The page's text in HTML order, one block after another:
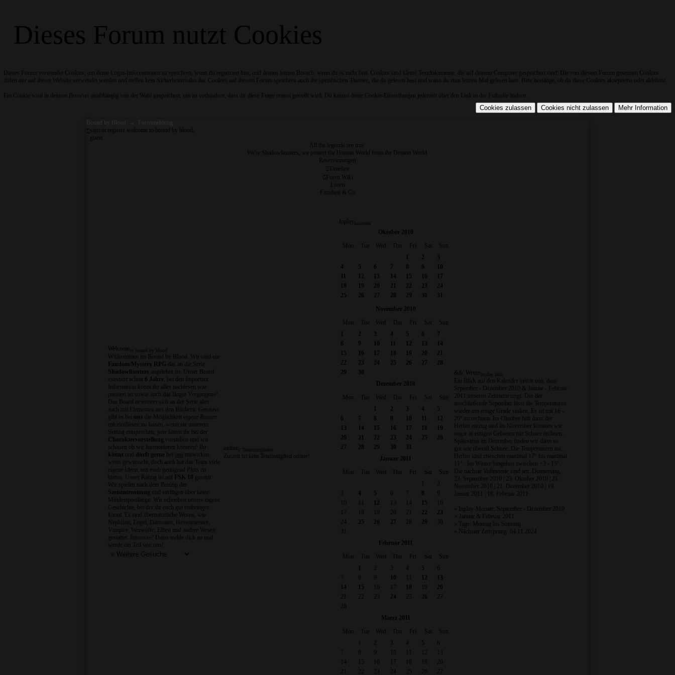
Dieses Forum nutzt Cookies
Dieses Forum verwendet Cookies, um deine Login-Informationen zu speichern, wenn du registriert bist, und deinen letzten Besuch, wenn du es nicht bist. Cookies sind kleine Textdokumente, die auf deinem Computer gespeichert sind; Die von diesem Forum gesetzten Cookies
düfen nur auf dieser Website verwendet werden und stellen kein Sicherheitsrisiko dar. Cookies auf diesem Forum speichern auch die spezifischen Themen, die du gelesen hast und wann du zum letzten Mal gelesen hast. Bitte bestätige, ob du diese Cookies akzeptierst oder ablehnst.
Ein Cookie wird in deinem Browser unabhängig von der Wahl gespeichert, um zu verhindern, dass dir diese Frage erneut gestellt wird. Du kannst deine Cookie-Einstellungen jederzeit über den Link in der Fußzeile ändern.
Bound by Blood →
Forenmeldung
sign in register welcome to bound by blood,
guest
All the legends are true.
We're Shadowhunters, we protect the Human World from the Demon World.
Reservierungen
Timeline
Foren Wiki
Listen
Familien & Co
Welcome
Willkommen im Bound by Blood. Wir sind ein
Fandom/Mystery RPG das an die Serie
Shadowhunters angelehnt ist. Unser Board
exestiert schon
6 Jahre
, bei den Important
Information könnt ihr alles nachlesen was
passiert ist sowie auch das längst Vergangene!
Das Board
orientiert
sich an der Serie aber
auch mit Elementen aus den Büchern. Genauso
gibt es bei uns die Möglichkeit
eigene Rassen
mit einfliesen zu lassen, wenn sie unserem
Setting entsprechen, jene könnt ihr bei der
Charaktervorstellung vorstellen und wir
schauen ob wir harmonieren könnten! Ihr
könnt und dürft gerne uns mitwirken,
wenn gewünscht, doch auch hat das Team viele
eigene Ideen, um euch genügend Plots zu
bieten. Unser Rating ist auf
FSK 18
gesetzt.
Wir spielen nach dem Prinzip der
Szenentrennung und verfügen über keine
Mindestpostlänge. Wir schreiben unsere eigene
Geschichte, bei der ihr euch gut einbringen
könnt. Es sind übernatürliche Wesen, wie
Nephilim, Engel, Dämonen, Hexenmeister,
Vampire, Werwölfe, Elben und andere Wesen
gestattet. Interesse? Dann melde dich an und
werde ein Teil von uns!
online
Zurzeit ist kein Teammitglied online!
Inplay
Oktober 2010
Mon
Tue Wed Thu Fri Sat
Sun
2
4
5 6 7 9
12 14 15 16
17
19 20 21 22 23
24
25
26 27 28 29
November 2010
Mon
Tue Wed Thu Fri Sat
Sun
2 4 5 6
7
9 12
14
15
16 17 19 20
21
22
23 24 25 26 27
28
29
Dezember 2010
Mon
Tue Wed Thu Fri Sat
Sun
2 4
5
6
7 9
12
14 15 16 17
19
20
21 22 23 24 25
26
27
28 29
Januar 2011
Mon
Tue Wed Thu Fri Sat
Sun
2
4 5 7
12 15
17
20 21 22
23
24
25 26 27 28 29
Februar 2011
Mon
Tue Wed Thu Fri Sat
Sun
2 5
7
12
14
15 17
20
21
22 23 24 25 26
27
28
Maerz 2011
Mon
Tue Wed Thu Fri Sat
Sun
2 5
7
12
15 17
20
21
22 23 24 25 26
27
&&' Wetter
Ein Blick auf den Kalender verrät uns, dass
Sepember - Dezember 2010 & Januar - Februar
2011 unseren Zeitraum zeigt. Der der
anschließende Sepember lässt die Temperaturen
wieder um einige Grade sinken. Es ist mit 16 -
20° zu rechnen. Im Oktober hält dann der
Herbst einzug und im November könnten wir
sogar in einigen Gebieten mit Schnee rechnen.
Spätestens im Dezember finden wir dann so
gut wie überall Schnee. Die Temperaturen im
Herbst sind ziwschen maximal 17° bis maximal
11° . Im Winter hingehen zwischen +3 - 15°.
Die nächste Vollmonde sind am: Donnerstag,
23. September 2010 | 23. Oktober 2010 | 21.
November 2010 | 21. Dezember 2010 | 19.
Januar 2011 | 18. Februar 2011
» Inplay-Monate: September - Dezember 2010
+ Januar & Februar 2011
» Tage: Montag bis Sonntag
» Nächster Zeitsprung: 04.11.2024